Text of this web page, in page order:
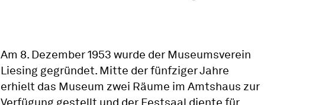
Am 8. Dezember 1953 wurde der Museumsverein
Liesing gegründet. Mitte der fünfziger Jahre
erhielt das Museum zwei Räume im Amtshaus zur